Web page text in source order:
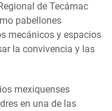
de Tecámac
pabellones
mecánicos y espacios
la convivencia y las
mexiquenses
en una de las